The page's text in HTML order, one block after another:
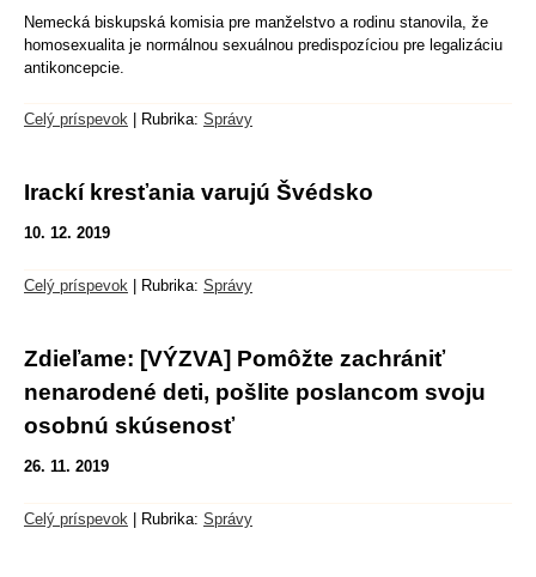
Nemecká biskupská komisia pre manželstvo a rodinu stanovila, že
homosexualita je normálnou sexuálnou predispozíciou pre legalizáciu
antikoncepcie.
Celý príspevok Rubrika: Správy
Irackí kresťania varujú Švédsko
10. 12. 2019
Celý príspevok Rubrika: Správy
Zdieľame: [VÝZVA] Pomôžte zachrániť
nenarodené deti, pošlite poslancom svoju
osobnú skúsenosť
26. 11. 2019
Celý príspevok Rubrika: Správy